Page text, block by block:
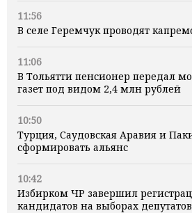
11:56
В селе Геремчук проводят
11:06
В Тольятти пенсионер передал
газет под видом 2,4 млн рублей
10:50
Турция, Саудовская Аравия и
сформировать альянс
10:42
Избирком ЧР завершил
кандидатов на выборах